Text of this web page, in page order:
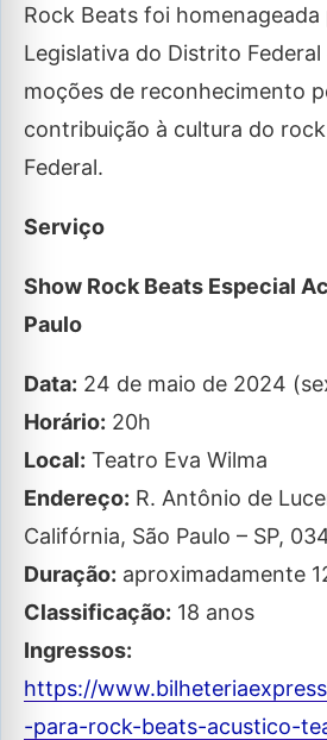
Rock Beats foi homenageada
Legislativa do Distrito Federal
moções de reconhecimento
contribuição à cultura do
Federal.
Serviço
Show Rock Beats Especial
Paulo
Data: 24 de maio de 2024
Horário: 20h
Local: Teatro Eva Wilma
Endereço: R. Antônio de
Califórnia, São Paulo – SP,
Duração: aproximadamente
Classificação: 18 anos
Ingressos:
https://
-para-rock-beats-acustico-